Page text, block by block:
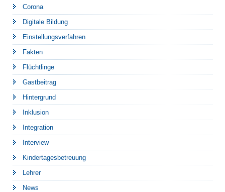
Corona
Digitale Bildung
Einstellungsverfahren
Fakten
Flüchtlinge
Gastbeitrag
Hintergrund
Inklusion
Integration
Interview
Kindertagesbetreuung
Lehrer
News